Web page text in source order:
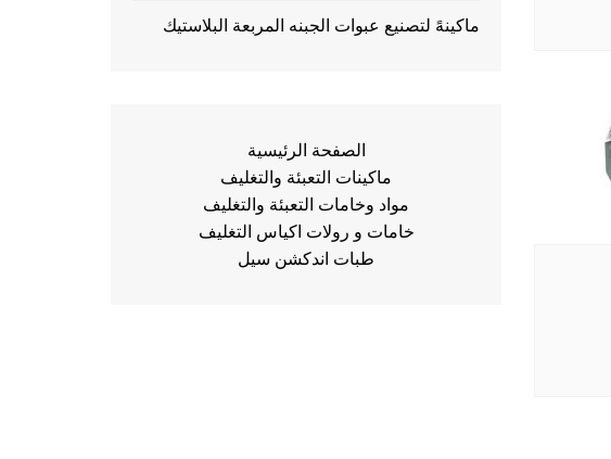
ماكينهً لتصنيع عبوات الجبنه المربعة البلاستيك
الصفحة الرئيسية
ماكينات التعبئة والتغليف
مواد وخامات التعبئة والتغليف
خامات و رولات اكياس التغليف
طبات اندكشن سيل